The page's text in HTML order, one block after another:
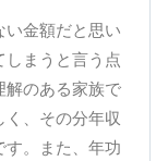
い金額だと思い
しまうと言う点
解のある家族で
く、その分年収
す。また、年功